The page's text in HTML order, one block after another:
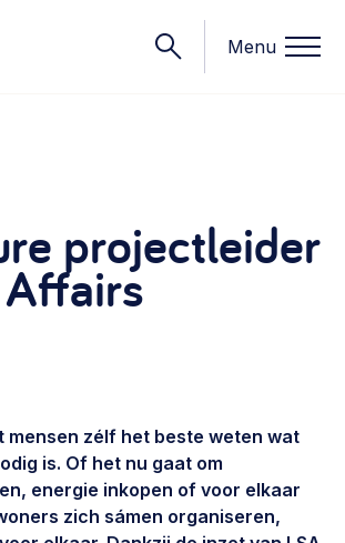
Menu
initiatief
organisatiemodellen >
administratie, begroting en omzet >
beheer
evenementen, verhuur en communicatie >
medewerkers
projectleider
mensen zélf het beste weten wat
is. Of het nu gaat om
energie inkopen of voor elkaar
zich sámen organiseren,